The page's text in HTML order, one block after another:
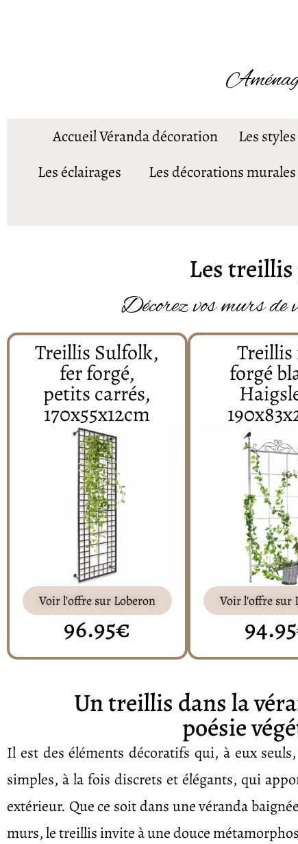
Accueil Véranda décoration Les
Les éclairages
Les décorations murales
Les
Décorez vos murs de
Treillis Sulfolk,
fer forgé,
petits carrés,
170x55x12cm
Voir l'offre sur Loberon
96.95€
Treillis
forgé
Voir l'offre sur
Un treillis dans la
poésie
Il est des éléments décoratifs qui, à eux
simples, à la fois discrets et élégants, qui
extérieur. Que ce soit dans une véranda
murs, le treillis invite à une douce